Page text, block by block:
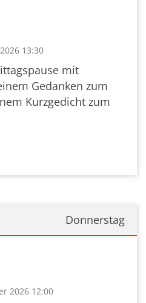
13:30
mit
Gedanken zum
Kurzgedicht zum
Donnerstag
2026 12:00